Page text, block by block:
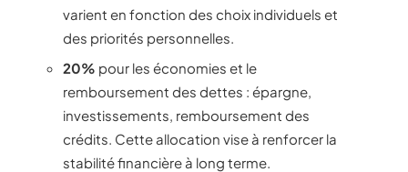
varient en fonction des choix individuels et
des priorités personnelles.
20% pour les économies et le
remboursement des dettes : épargne,
investissements, remboursement des
crédits. Cette allocation vise à renforcer la
stabilité financière à long terme.